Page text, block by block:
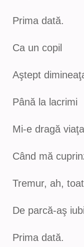
Prima dată.
Ca un copil
Aştept
Până la lacrimi
Mi-e dragă
Când mă
Tremur, ah,
De parcă-aş
Prima dată.